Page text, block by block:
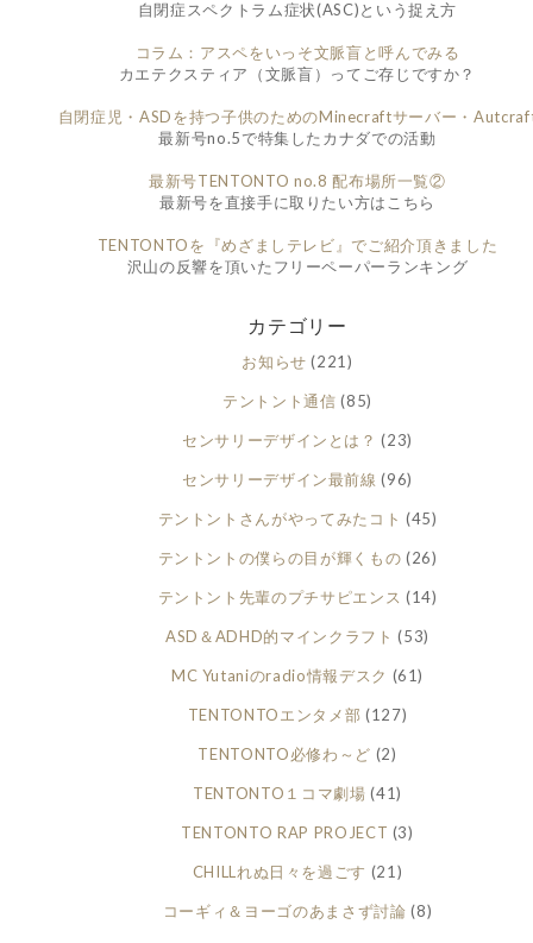
自閉症スペクトラム症状(ASC)という捉え方
コラム：アスペをいっそ文脈盲と呼んでみる
カエテクスティア（文脈盲）ってご存じですか？
自閉症児・ASDを持つ子供のためのMinecraftサーバー・
最新号no.5で特集したカナダでの活動
最新号TENTONTO no.8 配布場所一覧②
最新号を直接手に取りたい方はこちら
TENTONTOを『めざましテレビ』でご紹介頂きました
沢山の反響を頂いたフリーペーパーランキング
カテゴリー
お知らせ (221)
テントント通信 (85)
センサリーデザインとは？ (23)
センサリーデザイン最前線 (96)
テントントさんがやってみたコト (45)
テントントの僕らの目が輝くもの (26)
テントント先輩のプチサピエンス (14)
ASD＆ADHD的マインクラフト (53)
MC Yutaniのradio情報デスク (61)
TENTONTOエンタメ部 (127)
TENTONTO必修わ～ど (2)
TENTONTO１コマ劇場 (41)
TENTONTO RAP PROJECT (3)
CHILLれぬ日々を過ごす (21)
コーギィ＆ヨーゴのあまさず討論 (8)